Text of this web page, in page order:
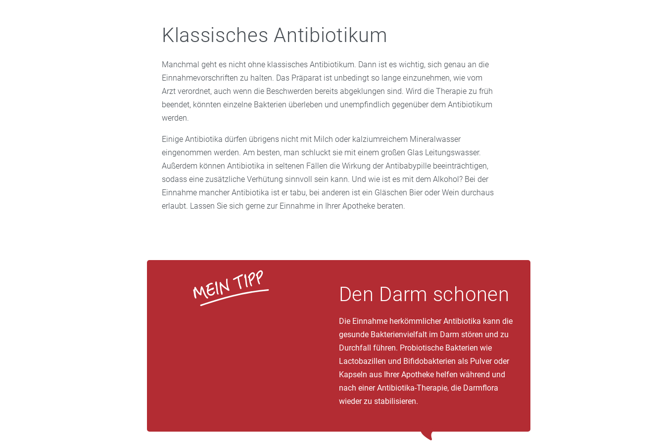
Verdauung.
Klassisches Antibiotikum
Manchmal geht es nicht ohne klassisches Antibiotikum. Dann ist es wichtig, sich genau an die
Einnahmevorschriften zu halten. Das Präparat ist unbedingt so lange einzunehmen, wie vom
Arzt verordnet, auch wenn die Beschwerden bereits abgeklungen sind. Wird die Therapie zu früh
beendet, könnten einzelne Bakterien überleben und unempfindlich gegenüber dem Antibiotikum
werden.
Einige Antibiotika dürfen übrigens nicht mit Milch oder kalziumreichem Mineralwasser
eingenommen werden. Am besten, man schluckt sie mit einem großen Glas Leitungswasser.
Außerdem können Antibiotika in seltenen Fällen die Wirkung der Antibabypille beeinträchtigen,
sodass eine zusätzliche Verhütung sinnvoll sein kann. Und wie ist es mit dem Alkohol? Bei der
Einnahme mancher Antibiotika ist er tabu, bei anderen ist ein Gläschen Bier oder Wein durchaus
erlaubt. Lassen Sie sich gerne zur Einnahme in Ihrer Apotheke beraten.
Den Darm schonen
Die Einnahme herkömmlicher Antibiotika kann die
gesunde Bakterienvielfalt im Darm stören und zu
Durchfall führen. Probiotische Bakterien wie
Lactobazillen und Bifidobakterien als Pulver oder
Kapseln aus Ihrer Apotheke helfen während und
nach einer Antibiotika-Therapie, die Darmflora
wieder zu stabilisieren.